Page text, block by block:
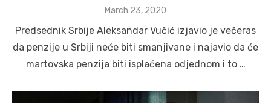
Posted
March 23, 2020
Predsednik Srbije Aleksandar Vučić izjavio je večeras
da penzije u Srbiji neće biti smanjivane i najavio da će
martovska penzija biti isplaćena odjednom i to …